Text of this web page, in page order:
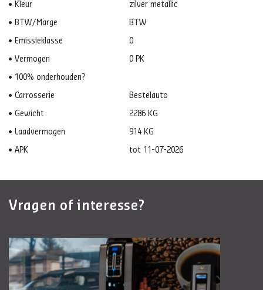
Kleur zilver metallic
BTW/Marge BTW
Emissieklasse 0
Vermogen 0 PK
100% onderhouden?
Carrosserie Bestelauto
Gewicht 2286 KG
Laadvermogen 914 KG
APK tot 11-07-2026
Vragen of interesse?